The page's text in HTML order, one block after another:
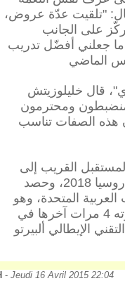
قال: "تلقيت عدّة عروض،
على الجانب
ما جعلني أفضّل تدريب
قال خليلوزيتش
62 سنة "هم منضبطون ومحترمون
هذه الصفات تناسب
القريب إلى
تأهيل منتخب اليابان لمونديال روسيا 2018، وحصد
بالإمارات العربية المتحدة، وهو
التتويج القاري الذي تذوّق حلاوته 4 مرات آخرها في
قيادة التقني الإيطالي ألبيرتو
-Jeudi 16 Avril 2015 22:04